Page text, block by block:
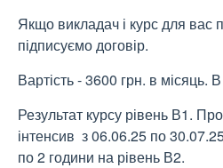
Якщо викладач і курс для вас
підписуємо договір.
Вартість - 3600 грн. в місяць.
Результат курсу рівень В1.
інтенсив з 06.06.25 по
по 2 години на рівень В2.